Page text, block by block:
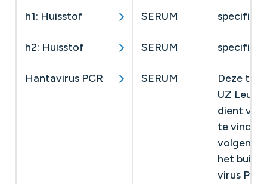
h1: Huisstof SERUM specifiek
h2: Huisstof SERUM specifiek
Hantavirus PCR SERUM
Deze
UZ
dient
te vinden
volgende
het
virus